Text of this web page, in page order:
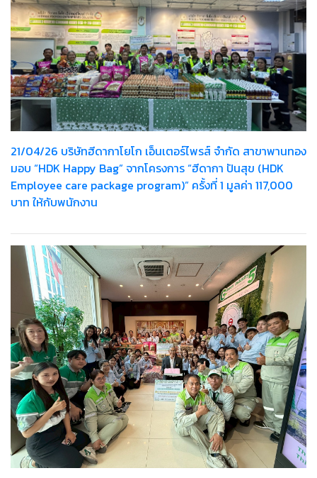
21/04/26 บริษัทฮีดากาโยโก เอ็นเตอร์ไพรส์ จำกัด สาขาพานทอง
มอบ “HDK Happy Bag” จากโครงการ “ฮีดากา ปันสุข (HDK
Employee care package program)” ครั้งที่ 1 มูลค่า 117,000
บาท ให้กับพนักงาน